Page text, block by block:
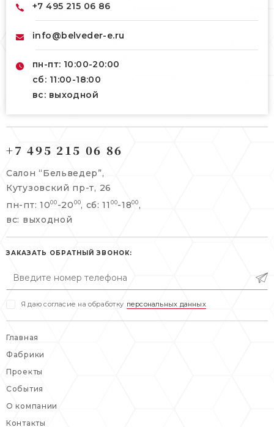
+7 495 215 06 86
info@belveder-e.ru
пн-пт: 10:00-20:00
сб: 11:00-18:00
вс: выходной
info@belveder-e.ru
пн-пт: 10:00-20:00
сб, вс: выходной
Берсеневский переулок, 3/10с7
+7 495 477 45 43
info@belveder-e.ru
пн-пт: 10:00-19:00
сб: выходной
+7 495 215 06 86
Салон “Бельведер”,
Кутузовский пр-т, 26
пн-пт: 1000 -20 00, сб: 11 00-1800 ,
вс: выходной
ЗАКАЗАТЬ ОБРАТНЫЙ ЗВОНОК:
Я даю согласие на обработку персональных данных
Главная
Фабрики
Проекты
События
О компании
Контакты